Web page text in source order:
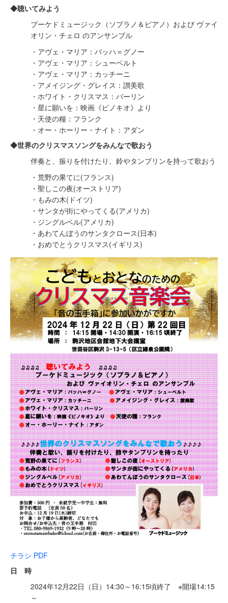
◆聴いてみよう
ブーケドミュージック（ソプラノ＆ピアノ）および ヴァイ
オリン・チェロ のアンサンブル
・アヴェ・マリア：バッハ＝グノー
・アヴェ・マリア：シューベルト
・アヴェ・マリア：カッチーニ
・アメイジング・グレイス：讃美歌
・ホワイト・クリスマス：バーリン
・星に願いを：映画《ピノキオ》より
・天使の糧：フランク
・オー・ホーリー・ナイト：アダン
◆世界のクリスマスソングをみんなで歌おう
伴奏と、振りを付けたり、鈴やタンブリンを持って歌おう
・荒野の果てに(フランス)
・聖しこの夜(オーストリア)
・もみの木(ドイツ)
・サンタが街にやってくる(アメリカ)
・ジングルベル(アメリカ)
・あわてんぼうのサンタクロース(日本)
・おめでとうクリスマス(イギリス)
チラシ PDF
日 時
2024年12月22日（日）14:30～16:15頃終了 ※開場14:15
～